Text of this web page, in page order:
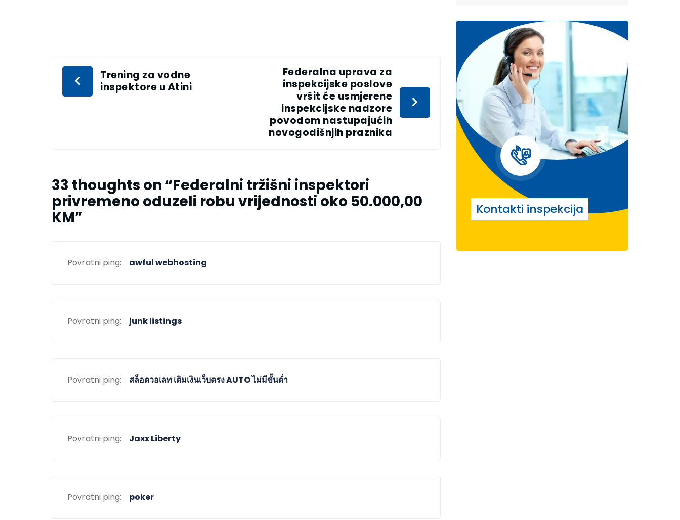
Trening za vodne
inspektore u Atini
Federalna uprava za
inspekcijske poslove
vršit će usmjerene
inspekcijske nadzore
povodom nastupajućih
novogodišnjih praznika
33 thoughts on “Federalni tržišni inspektori
privremeno oduzeli robu vrijednosti oko 50.000,00
KM”
Povratni ping: awful webhosting
Povratni ping: junk listings
Povratni ping: สล็อตวอเลท เติมเงินเว็บตรง AUTO ไม่มีขั้นต่ำ
Povratni ping: Jaxx Liberty
Povratni ping: poker
Kontakti inspekcija